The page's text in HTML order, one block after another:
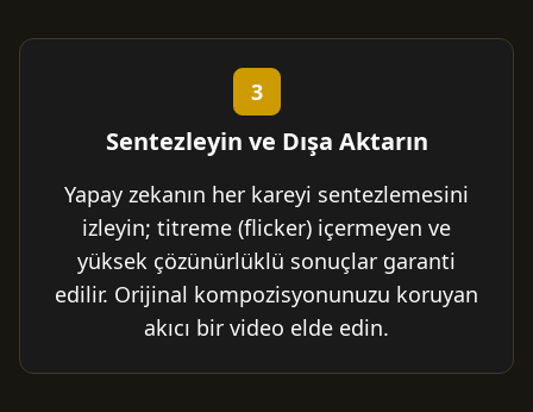
3
Sentezleyin ve Dışa Aktarın
Yapay zekanın her kareyi sentezlemesini
izleyin; titreme (flicker) içermeyen ve
yüksek çözünürlüklü sonuçlar garanti
edilir. Orijinal kompozisyonunuzu koruyan
akıcı bir video elde edin.